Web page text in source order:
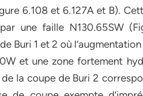
6.108 et 6.127A et B).
une faille N130.65SW
Buri 1 et 2 où
et une zone fortement
la coupe de Buri 2